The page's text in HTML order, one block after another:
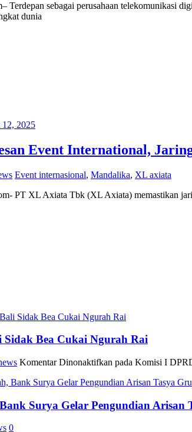
Terdepan sebagai perusahaan telekomunikasi
dunia
12, 2025
Event International,
Event internasional, Mandalika, XL axiata
PT XL Axiata Tbk (XL Axiata) memastikan
Bea Cukai Ngurah Rai
Komentar Dinonaktifkan pada Komisi I
Surya Gelar Pengundian Arisan
0